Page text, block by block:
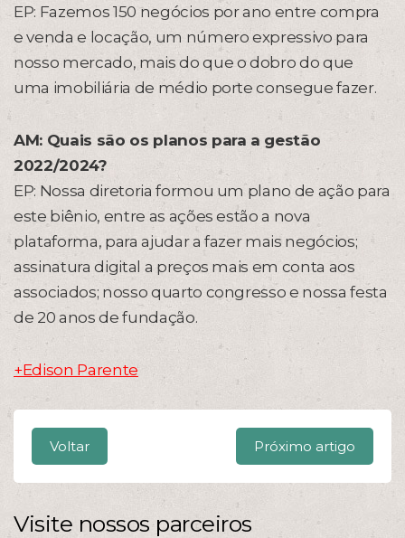
EP: Fazemos 150 negócios por ano entre compra
e venda e locação, um número expressivo para
nosso mercado, mais do que o dobro do que
uma imobiliária de médio porte consegue fazer.
AM: Quais são os planos para a gestão
2022/2024?
EP: Nossa diretoria formou um plano de ação para
este biênio, entre as ações estão a nova
plataforma, para ajudar a fazer mais negócios;
assinatura digital a preços mais em conta aos
associados; nosso quarto congresso e nossa festa
de 20 anos de fundação.
+Edison Parente
Voltar Próximo artigo
Visite nossos parceiros